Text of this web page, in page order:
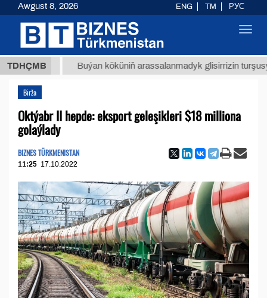
TDHÇMB Buýan köküniň arassalanmadyk glisirrizin turşusy (t.)
Birža
Oktýabr II hepde: eksport geleşikleri $18 milliona
golaýlady
BIZNES TÜRKMENISTAN
11:25 17.10.2022
Awgust 8, 2026 ENG TM РУС